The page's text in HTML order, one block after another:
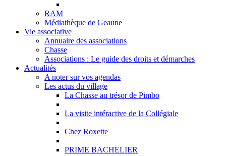
RAM
Médiathèque de Geaune
Vie associative
Annuaire des associations
Chasse
Associations : Le guide des droits et démarches
Actualités
A noter sur vos agendas
Les actus du village
La Chasse au trésor de Pimbo
La visite intéractive de la Collégiale
Chez Roxette
PRIME BACHELIER